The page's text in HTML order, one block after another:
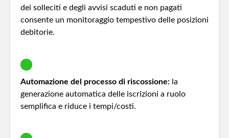
dei solleciti e degli avvisi scaduti e non pagati
consente un monitoraggio tempestivo delle posizioni
debitorie.
Automazione del processo di riscossione: la
generazione automatica delle iscrizioni a ruolo
semplifica e riduce i tempi/costi.